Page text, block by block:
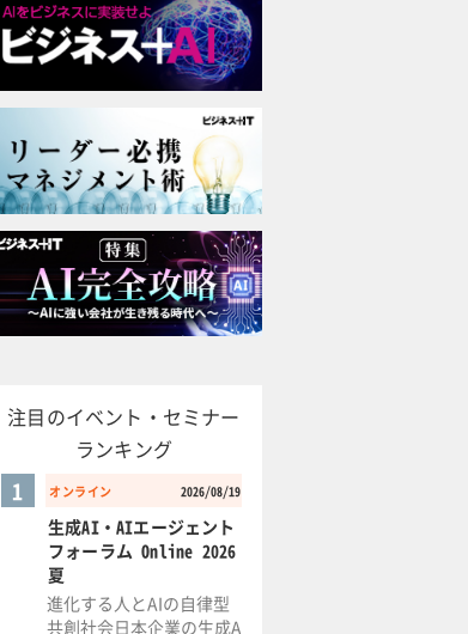
注目のイベント・セミナー
ランキング
オンライン 2026/08/19
1
生成AI・AIエージェント
フォーラム Online 2026
夏
進化する人とAIの自律型
共創社会日本企業の生成A